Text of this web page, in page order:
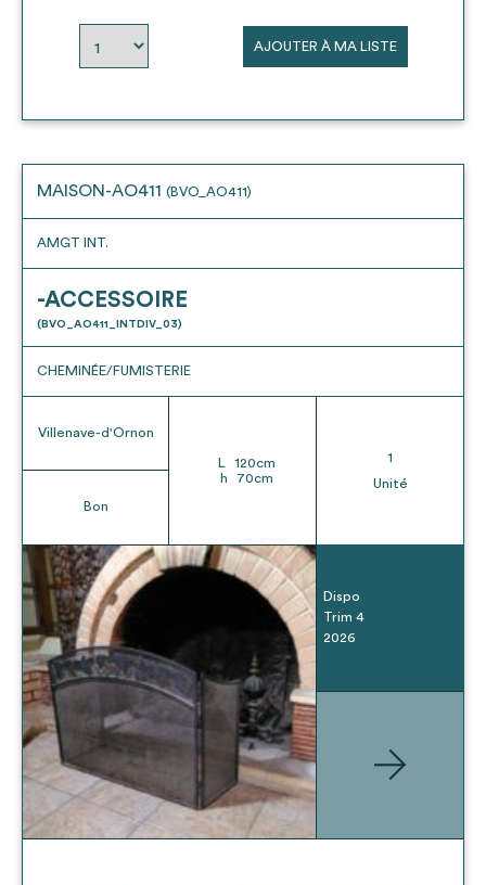
AJOUTER À MA LISTE
MAISON-AO411 (BVO_AO411)
AMGT INT.
-ACCESSOIRE
(BVO_AO411_INTDIV_03)
CHEMINÉE/FUMISTERIE
Villenave-d'Ornon
Bon
L 120cm
h
70cm
1
Unité
Dispo
Trim 4
2026